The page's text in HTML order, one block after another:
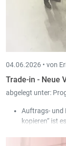
04.06.2026 • von
Trade-in - Neue
abgelegt unter:
Auftrags- und
kopieren“ ist
vom